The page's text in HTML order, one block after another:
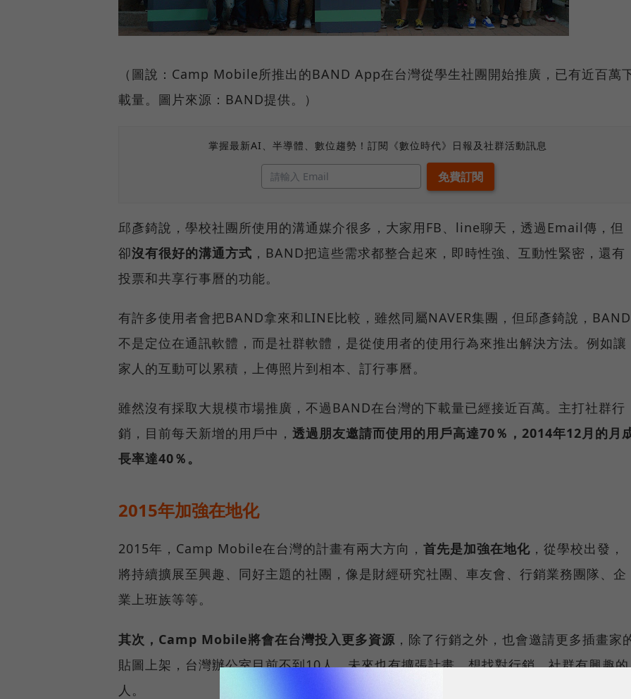
（圖說：Camp Mobile所推出的BAND App在台灣從學生社團開始推廣，已有近百萬
載量。圖片來源：BAND提供。）
掌握最新AI、半導體、數位趨勢！訂閱《數位時代》日報及社群活動訊息
邱彥錡說，學校社團所使用的溝通媒介很多，大家用FB、line聊天，透過Email傳，但
卻沒有很好的溝通方式 ，BAND把這些需求都整合起來，即時性強、互動性緊密，還有
投票和共享行事曆的功能。
有許多使用者會把BAND拿來和LINE比較，雖然同屬NAVER集團，但邱彥錡說，BAND
不是定位在通訊軟體，而是社群軟體，是從使用者的使用行為來推出解決方法。例如讓
家人的互動可以累積，上傳照片到相本、訂行事曆。
雖然沒有採取大規模市場推廣，不過BAND在台灣的下載量已經接近百萬。主打社群行
銷，目前每天新增的用戶中， 透過朋友邀請而使用的用戶高達70％，2014年12月的月
長率達40％。
2015年加強在地化
2015年，Camp Mobile在台灣的計畫有兩大方向， 首先是加強在地化 ，從學校出發，
將持續擴展至興趣、同好主題的社團，像是財經研究社團、車友會、行銷業務團隊、企
業上班族等等。
其次，Camp Mobile將會在台灣投入更多資源 ，除了行銷之外，也會邀請更多插畫家
貼圖上架，台灣辦公室目前不到10人，未來也有擴張計畫，想找對行銷、社群有興趣的
人。